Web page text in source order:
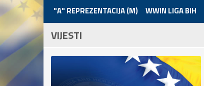
"A" REPREZENTACIJA (M) WWIN LIGA BIH
VIJESTI